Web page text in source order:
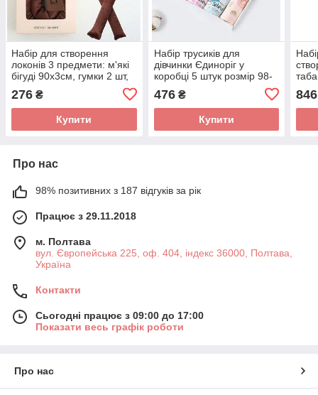
Набір для створення
локонів 3 предмети: м'які
бігуді 90х3см, гумки 2 шт,
коричневий
276 ₴
Купити
Набір трусиків для
дівчинки Єдиноріг у
коробці 5 штук розмір 98-
різнокольорові Puning 65
476₴
Купити
846
Про нас
98% позитивних з 187 відгуків за рік
Працює з 29.11.2018
м. Полтава
вул. Європейська 225, оф. 404, індекс 36000, Полтава,
Україна
Контакти
Сьогодні працює з 09:00 до 17:00
Показати весь графік роботи
Про нас